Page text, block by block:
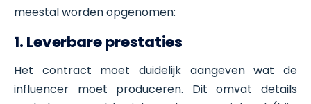
meestal worden opgenomen:
1. Leverbare prestaties
Het contract moet duidelijk aangeven wat de
influencer moet produceren. Dit omvat details